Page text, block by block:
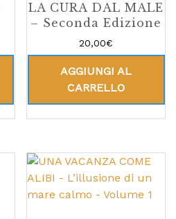
LA CURA DAL MALE
– Seconda Edizione
20,00€
AGGIUNGI AL
CARRELLO